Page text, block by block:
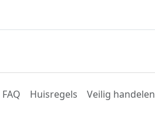
FAQ Huisregels Veilig handelen